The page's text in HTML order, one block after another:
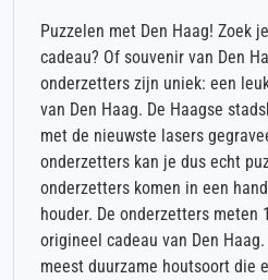
Puzzelen met Den Haag! Zoek
cadeau? Of souvenir van Den
onderzetters zijn uniek: een
van Den Haag. De Haagse
met de nieuwste lasers
onderzetters kan je dus echt
onderzetters komen in een
houder. De onderzetters meten
origineel cadeau van Den
meest duurzame houtsoort die